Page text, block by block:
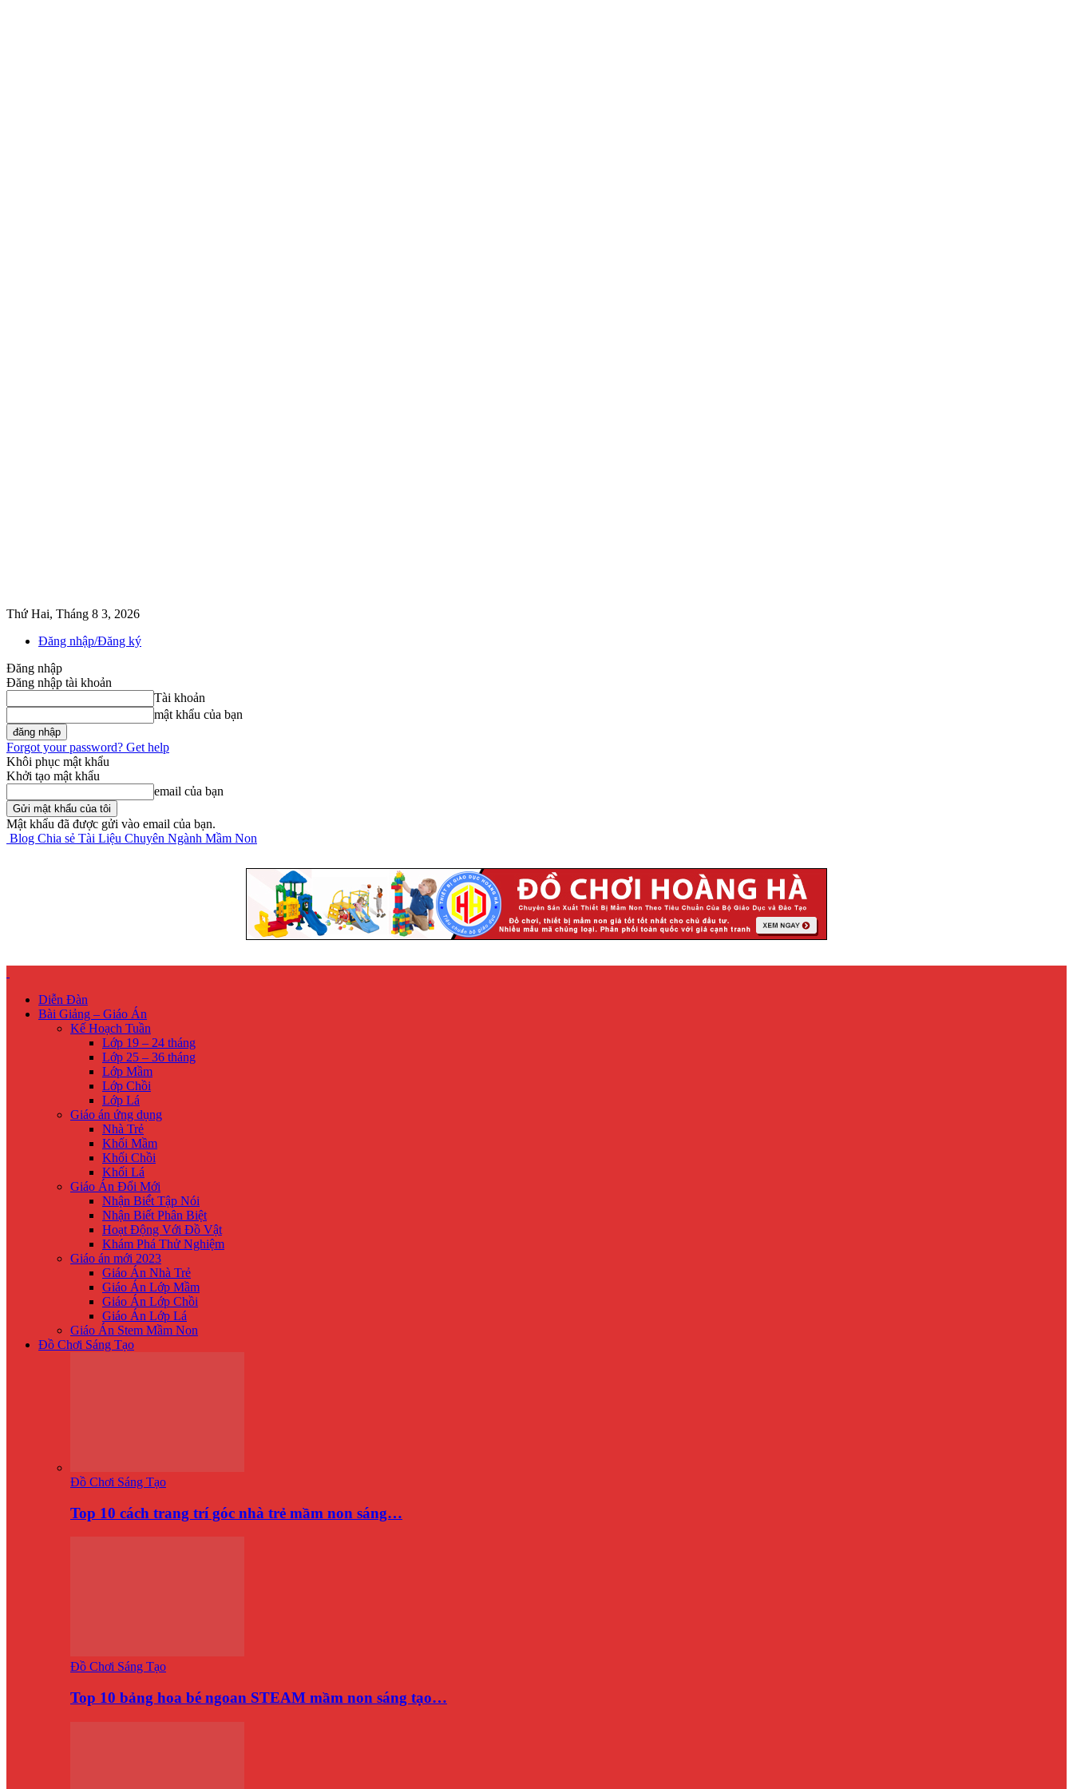
Thứ Hai, Tháng 8 3, 2026
Đăng nhập/Đăng ký
Đăng nhập
Đăng nhập tài khoản
Tài khoản
mật khẩu của bạn
Forgot your password? Get help
Khôi phục mật khẩu
Khởi tạo mật khẩu
email của bạn
Mật khẩu đã được gửi vào email của bạn.
Blog Chia sẻ Tài Liệu Chuyên Ngành Mầm Non
Diễn Đàn
Bài Giảng – Giáo Án
Kế Hoạch Tuần
Lớp 19 – 24 tháng
Lớp 25 – 36 tháng
Lớp Mầm
Lớp Chồi
Lớp Lá
Giáo án ứng dụng
Nhà Trẻ
Khối Mầm
Khối Chồi
Khối Lá
Giáo Án Đổi Mới
Nhận Biế́t Tập Nói
Nhận Biết Phân Biệt
Hoạt Động Với Đồ Vật
Khám Phá Thử Nghiệm
Giáo án mới 2023
Giáo Án Nhà Trẻ
Giáo Án Lớp Mầm
Giáo Án Lớp Chồi
Giáo Án Lớp Lá
Giáo Án Stem Mầm Non
Đồ Chơi Sáng Tạo
Đồ Chơi Sáng Tạo
Top 10 cách trang trí góc nhà trẻ mầm non sáng…
Đồ Chơi Sáng Tạo
Top 10 bảng hoa bé ngoan STEAM mầm non sáng tạo…